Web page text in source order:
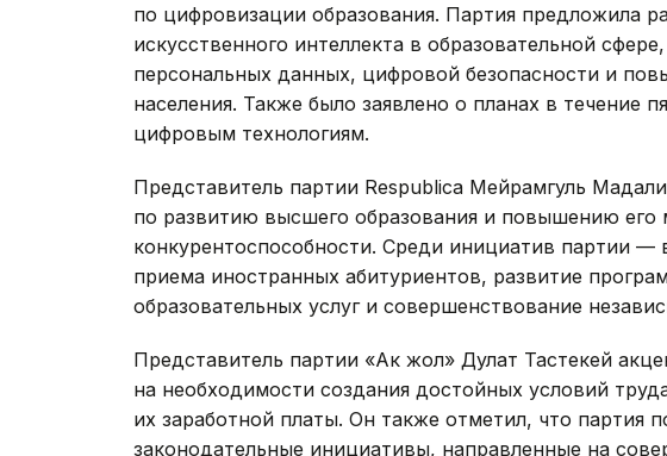
по цифровизации образования. Партия предложила
искусственного интеллекта в образовательной
персональных данных, цифровой безопасности и
населения. Также было заявлено о планах в течение
цифровым технологиям.
Представитель партии Respublica Мейрамгуль
по развитию высшего образования и повышению
конкурентоспособности. Среди инициатив партии
приема иностранных абитуриентов, развитие
образовательных услуг и совершенствование
Представитель партии «Ак жол» Дулат Тастекей
на необходимости создания достойных условий
их заработной платы. Он также отметил, что партия
законодательные инициативы, направленные на